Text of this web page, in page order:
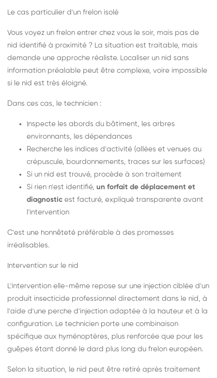
Le cas particulier d'un frelon isolé
Vous voyez un frelon entrer chez vous le soir, mais pas de
nid identifié à proximité ? La situation est traitable, mais
demande une approche réaliste. Localiser un nid sans
information préalable peut être complexe, voire impossible
si le nid est très éloigné.
Dans ces cas, le technicien :
Inspecte les abords du bâtiment, les arbres
environnants, les dépendances
Recherche les indices d'activité (allées et venues au
crépuscule, bourdonnements, traces sur les surfaces)
Si un nid est trouvé, procède à son traitement
Si rien n'est identifié, un forfait de déplacement et
diagnostic est facturé, expliqué transparente avant
l'intervention
C'est une honnêteté préférable à des promesses
irréalisables.
Intervention sur le nid
L'intervention elle-même repose sur une injection ciblée d'un
produit insecticide professionnel directement dans le nid, à
l'aide d'une perche d'injection adaptée à la hauteur et à la
configuration. Le technicien porte une combinaison
spécifique aux hyménoptères, plus renforcée que pour les
guêpes étant donné le dard plus long du frelon européen.
Selon la situation, le nid peut être retiré après traitement